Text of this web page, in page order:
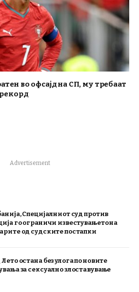
во офсајд на СП, му требаат
Advertisement
Специјалниот суд против
го ограничи известувањето на
од судските постапки
остана без улога по новите
за сексуално злоставување